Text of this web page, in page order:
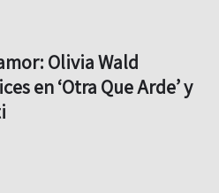
Olivia Wald
en ‘Otra Que Arde’ y